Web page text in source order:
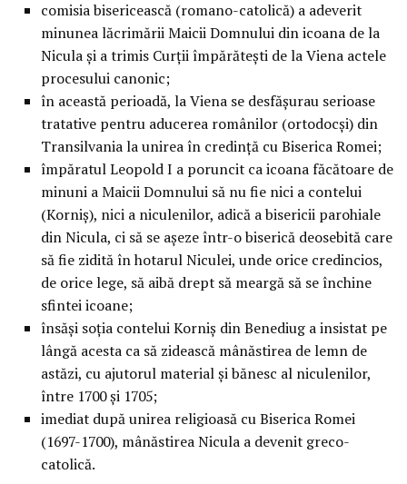
comisia bisericească (romano-catolică) a adeverit
minunea lăcrimării Maicii Domnului din icoana de la
Nicula şi a trimis Curţii împărăteşti de la Viena actele
procesului canonic;
în această perioadă, la Viena se desfăşurau serioase
tratative pentru aducerea românilor (ortodocşi) din
Transilvania la unirea în credinţă cu Biserica Romei;
împăratul Leopold I a poruncit ca icoana făcătoare de
minuni a Maicii Domnului să nu fie nici a contelui
(Korniş), nici a niculenilor, adică a bisericii parohiale
din Nicula, ci să se aşeze într-o biserică deosebită care
să fie zidită în hotarul Niculei, unde orice credincios,
de orice lege, să aibă drept să meargă să se închine
sfintei icoane;
însăşi soţia contelui Korniş din Benediug a insistat pe
lângă acesta ca să zidească mânăstirea de lemn de
astăzi, cu ajutorul material şi bănesc al niculenilor,
între 1700 şi 1705;
imediat după unirea religioasă cu Biserica Romei
(1697-1700), mânăstirea Nicula a devenit greco-
catolică.